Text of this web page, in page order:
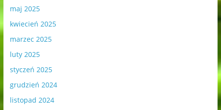
maj 2025
kwiecień 2025
marzec 2025
luty 2025
styczeń 2025
grudzień 2024
listopad 2024